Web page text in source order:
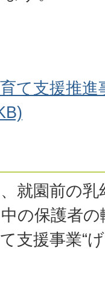
て支援推
就園前の
の保護者
支援事業“